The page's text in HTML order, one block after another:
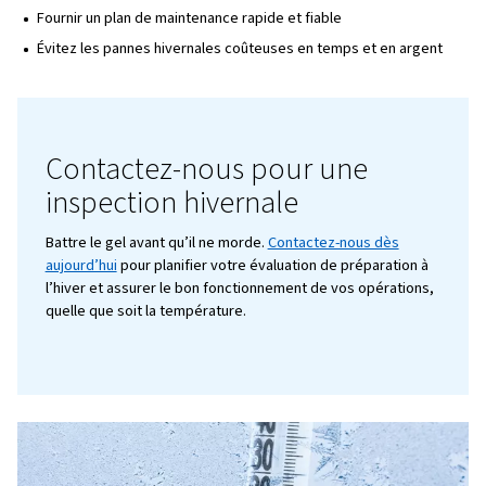
ou de l’isolation sur les composants exposés. Même
mineur peut entraîner des temps d’arrêt importants.
professionnel dès maintenant peut vous éviter des
d’urgence ultérieures. La sécurité avant tout.
Ne laissez pas l’hiver arrêter
froide. Nos experts :
Évaluez la configuration de votre compresseur à la